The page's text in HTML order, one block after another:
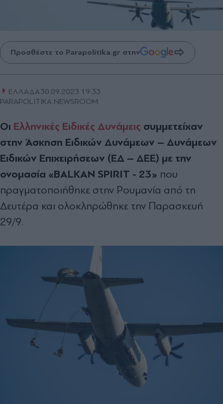
Προσθέστε το Parapolitika.gr στην
ΕΛΛΑΔΑ30.09.2023 19:33
PARAPOLITIKA NEWSROOM
Oι Eλληνικές Ειδικές Δυνάμεις συμμετείχαν
στην Άσκηση Ειδικών Δυνάμεων – Δυνάμεων
Ειδικών Επιχειρήσεων (ΕΔ – ΔΕΕ) με την
ονομασία «BALKAN SPIRIT - 23» που
πραγματοποιήθηκε στην Ρουμανία από τη
Δευτέρα και ολοκληρώθηκε την Παρασκευή
29/9.